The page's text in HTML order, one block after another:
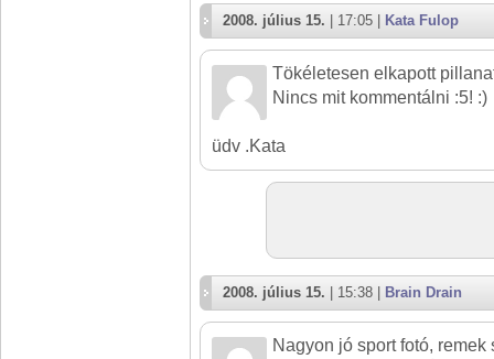
2008. július 15. | 17:05 | Kata Fulop
Tökéletesen elkapott
Nincs mit kommentálni :5! :)
üdv .Kata
2008. július 15. | 15:38 | Brain Drain
Nagyon jó sport fotó,